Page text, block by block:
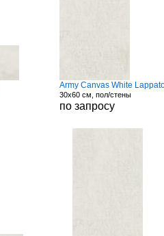
Army Canvas White
30x60 см, пол/стены
по запросу